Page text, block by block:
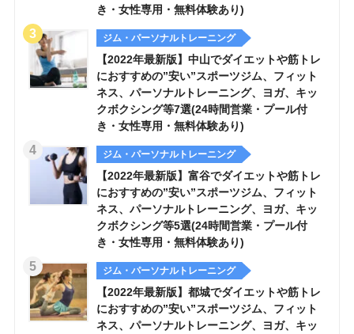
き・女性専用・無料体験あり)
ジム・パーソナルトレーニング
【2022年最新版】中山でダイエットや筋トレ
におすすめの”安い”スポーツジム、フィット
ネス、パーソナルトレーニング、ヨガ、キッ
クボクシング等7選(24時間営業・プール付
き・女性専用・無料体験あり)
ジム・パーソナルトレーニング
【2022年最新版】富谷でダイエットや筋トレ
におすすめの”安い”スポーツジム、フィット
ネス、パーソナルトレーニング、ヨガ、キッ
クボクシング等5選(24時間営業・プール付
き・女性専用・無料体験あり)
ジム・パーソナルトレーニング
【2022年最新版】都城でダイエットや筋トレ
におすすめの”安い”スポーツジム、フィット
ネス、パーソナルトレーニング、ヨガ、キッ